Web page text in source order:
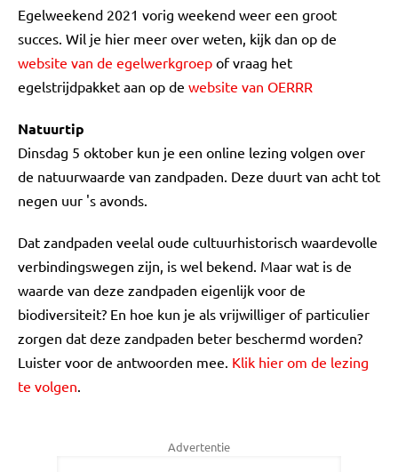
Egelweekend 2021 vorig weekend weer een groot
succes. Wil je hier meer over weten, kijk dan op de
website van de egelwerkgroep of vraag het
egelstrijdpakket aan op de website van OERRR
Natuurtip
Dinsdag 5 oktober kun je een online lezing volgen over
de natuurwaarde van zandpaden. Deze duurt van acht tot
negen uur 's avonds.
Dat zandpaden veelal oude cultuurhistorisch waardevolle
verbindingswegen zijn, is wel bekend. Maar wat is de
waarde van deze zandpaden eigenlijk voor de
biodiversiteit? En hoe kun je als vrijwilliger of particulier
zorgen dat deze zandpaden beter beschermd worden?
Luister voor de antwoorden mee. Klik hier om de lezing
te volgen
Advertentie